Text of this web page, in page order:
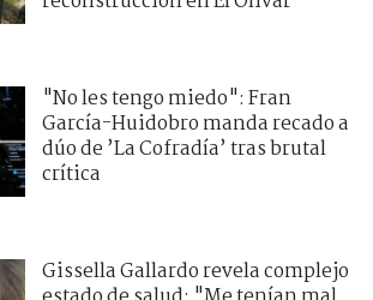
"No les tengo miedo": Fran
García-Huidobro manda recado a
dúo de ’La Cofradía’ tras brutal
crítica
Gissella Gallardo revela complejo